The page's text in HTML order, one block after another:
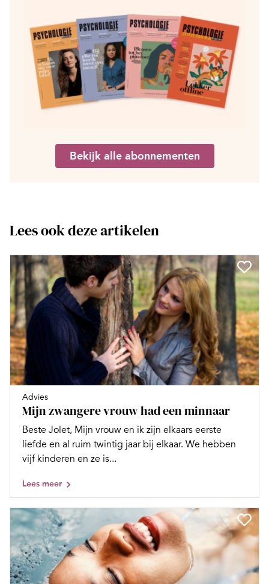
Bekijk alle abonnementen
Lees ook deze artikelen
Advies
Mijn zwangere vrouw had een minnaar
Beste Jolet, Mijn vrouw en ik zijn elkaars eerste
liefde en al ruim twintig jaar bij elkaar. We hebben
vijf kinderen en ze is...
Lees meer